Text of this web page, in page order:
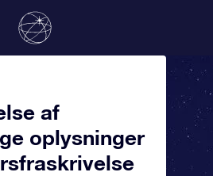
af
oplysninger